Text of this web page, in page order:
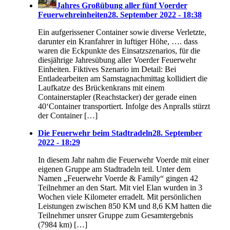
Jahres Großübung aller fünf Voerder
Feuerwehreinheiten28. September 2022 - 18:38
Ein aufgerissener Container sowie diverse Verletzte,
darunter ein Kranfahrer in luftiger Höhe, …. dass
waren die Eckpunkte des Einsatzszenarios, für die
diesjährige Jahresübung aller Voerder Feuerwehr
Einheiten. Fiktives Szenario im Detail: Bei
Entladearbeiten am Samstagnachmittag kollidiert die
Laufkatze des Brückenkrans mit einem
Containerstapler (Reachstacker) der gerade einen
40‘Container transportiert. Infolge des Anpralls stürzt
der Container […]
Die Feuerwehr beim Stadtradeln28. September
2022 - 18:29
In diesem Jahr nahm die Feuerwehr Voerde mit einer
eigenen Gruppe am Stadtradeln teil. Unter dem
Namen „Feuerwehr Voerde & Family“ gingen 42
Teilnehmer an den Start. Mit viel Elan wurden in 3
Wochen viele Kilometer erradelt. Mit persönlichen
Leistungen zwischen 850 KM und 8,6 KM hatten die
Teilnehmer unsrer Gruppe zum Gesamtergebnis
(7984 km) […]